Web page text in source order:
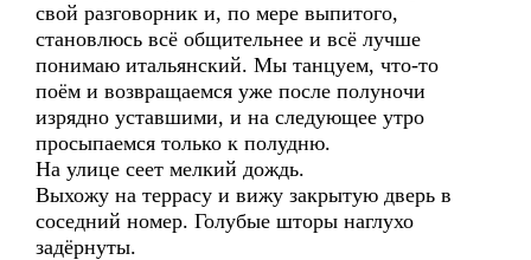
свой разговорник и, по мере выпитого,
становлюсь всё общительнее и всё лучше
понимаю итальянский. Мы танцуем, что-то
поём и возвращаемся уже после полуночи
изрядно уставшими, и на следующее утро
просыпаемся только к полудню.
На улице сеет мелкий дождь.
Выхожу на террасу и вижу закрытую дверь в
соседний номер. Голубые шторы наглухо
задёрнуты.